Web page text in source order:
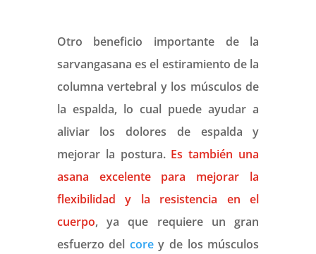
Otro beneficio importante de la
sarvangasana es el estiramiento de la
columna vertebral y los músculos de
la espalda, lo cual puede ayudar a
aliviar los dolores de espalda y
mejorar la postura.Es también una
asana excelente para mejorar la
flexibilidad y la resistencia en el
cuerpo, ya que requiere un gran
esfuerzo del corey de los músculos